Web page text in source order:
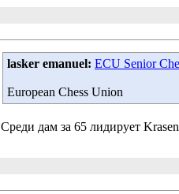
lasker emanuel: ECU Senior
European Chess Union
Среди дам за 65 лидирует